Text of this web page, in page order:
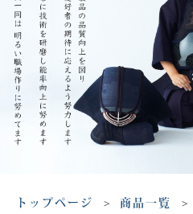
トップページ 商品一覧